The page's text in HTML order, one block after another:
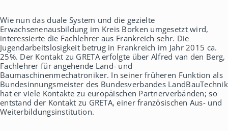
Wie nun das duale System und die gezielte
Erwachsenenausbildung im Kreis Borken umgesetzt wird,
interessierte die Fachlehrer aus Frankreich sehr. Die
Jugendarbeitslosigkeit betrug in Frankreich im Jahr 2015 ca.
25%. Der Kontakt zu GRETA erfolgte über Alfred van den Berg,
Fachlehrer für angehende Land- und
Baumaschinenmechatroniker. In seiner früheren Funktion als
Bundesinnungsmeister des Bundesverbandes LandBauTechnik
hat er viele Kontakte zu europäischen Partnerverbänden; so
entstand der Kontakt zu GRETA, einer französischen Aus- und
Weiterbildungsinstitution.